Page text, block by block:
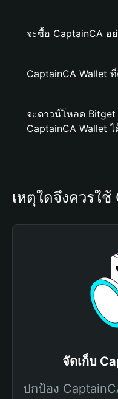
จะซื้อ CaptainCA อย่
CaptainCA Wallet
จะดาวน์โหลด Bitget
CaptainCA Wallet ไ
เหตุใดจึงควรใ
จัดเก็บ
ปกป้อง